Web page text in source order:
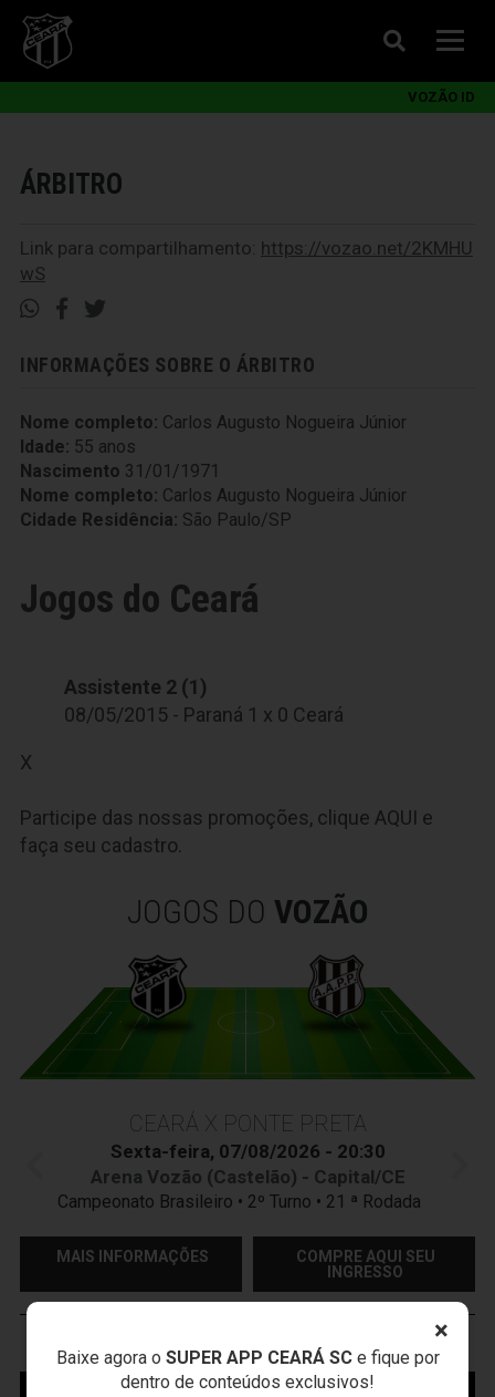
×
Baixe agora o SUPER APP CEARÁ SCe fique por
dentro de conteúdos exclusivos!
VOZÃO ID
ÁRBITRO
Link para compartilhamento: https://vozao.net/2KMHU
wS
INFORMAÇÕES SOBRE O ÁRBITRO
Nome completo: Carlos Augusto Nogueira Júnior
Idade: 55 anos
Nascimento 31/01/1971
Nome completo: Carlos Augusto Nogueira Júnior
Cidade Residência: São Paulo/SP
Jogos do Ceará
Assistente 2 (1)
08/05/2015 - Paraná 1 x 0 Ceará
X
Participe das nossas promoções, clique AQUI e
faça seu cadastro.
JOGOS DO VOZÃO
CEARÁ X PONTE PRETA
Sexta-feira, 07/08/2026 - 20:30
Arena Vozão (Castelão) - Capital/CE
Campeonato Brasileiro • 2º Turno • 21 ª Rodada
MAIS INFORMAÇÕES
COMPRE AQUI SEU
INGRESSO
VOZÃO TV